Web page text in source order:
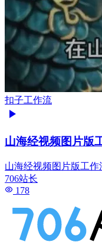
扣子工作流
山海经视频图片版
山海经视频图片版工作
706站长
178